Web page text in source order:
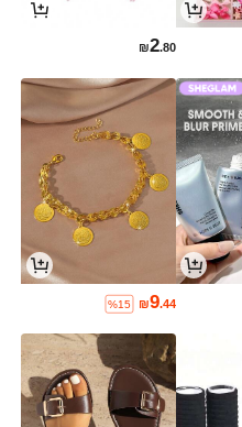
₪2.80
₪9.44
%15